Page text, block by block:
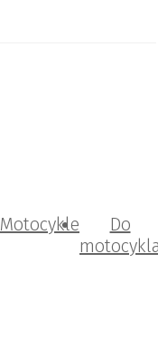
Motocykle
Do